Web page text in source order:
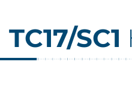
TC17/SC1